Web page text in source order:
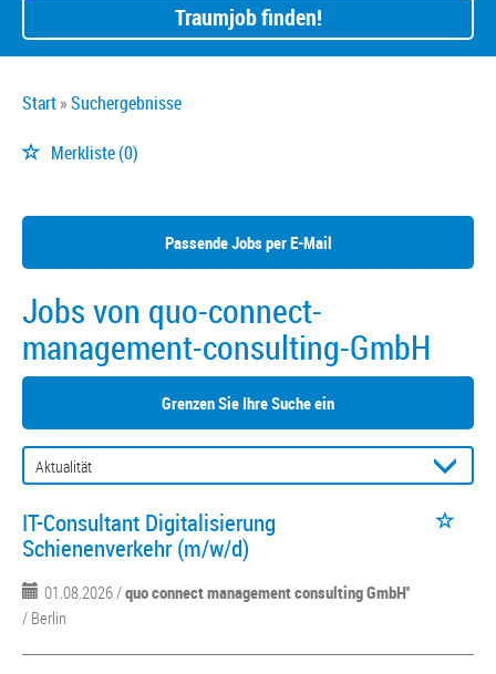
Traumjob finden!
Start Suchergebnisse
Merkliste(0)
Passende Jobs per E-Mail
Jobs von quo-connect-
management-consulting-GmbH
Grenzen Sie Ihre Suche ein
IT-Consultant Digitalisierung
Schienenverkehr (m/w/d)
01.08.2026 /quo connect management consulting GmbH''
/ Berlin